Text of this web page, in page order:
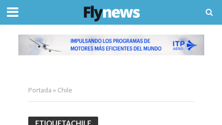
Portada » Chile
ETIQUETACHILE